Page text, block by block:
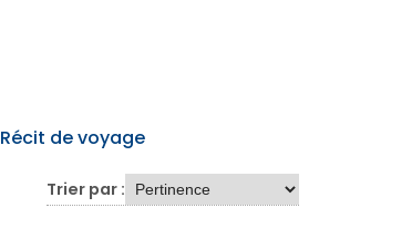
Récit de voyage
Trier par :